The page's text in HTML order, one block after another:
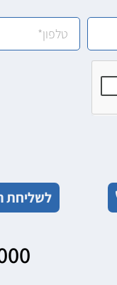
לשליחת